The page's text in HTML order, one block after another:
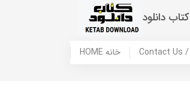
کتاب دانلود
HOME خانه